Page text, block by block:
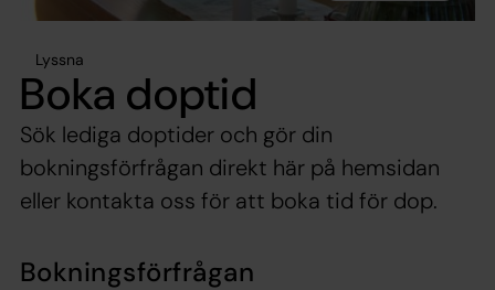
Lyssna
Boka doptid
Sök lediga doptider och gör din
bokningsförfrågan direkt här på hemsidan
eller kontakta oss för att boka tid för dop.
Bokningsförfrågan